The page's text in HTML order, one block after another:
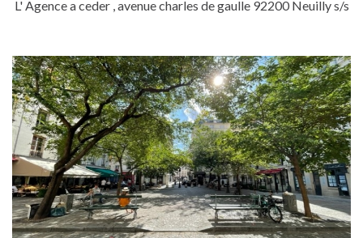
L' Agence a ceder , avenue charles de gaulle 92200 Neuilly s/s